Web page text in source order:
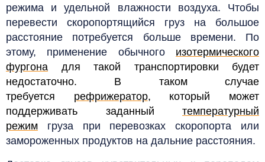
режима и удельной влажности воздуха. Чтобы
перевести скоропортящийся груз на большое
расстояние потребуется больше времени. По
этому, применение обычного изотермического
фургона для такой транспортировки будет
недостаточно. В таком случае
требуется рефрижератор, который может
поддерживать заданный температурный
режим
груза при перевозках скоропорта или
замороженных продуктов на дальние расстояния.